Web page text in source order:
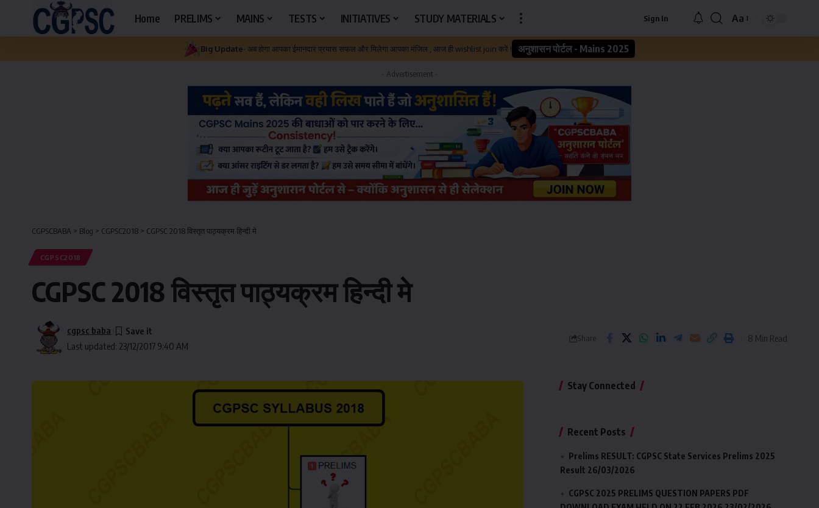
Home PRELIMS MAINS TESTS INITIATIVES STUDY MATERIALS Sign In Aa
Big Update- अब होगा आपका ईमानदार प्रयास सफल और मिलेगा आपका मंजिल , आज ही wishlist join करें ! अनुशासन पोर्टल - Mains 2025
- Advertisement -
CGPSCBABA > Blog > CGPSC2018 > CGPSC 2018 विस्तृत पाठ्यक्रम हिन्दी मे
CGPSC2018
CGPSC 2018 विस्तृत पाठ्यक्रम हिन्दी मे
Last updated: 23/12/2017 9:40 AM
cgpsc baba
Share 8 Min Read
Stay Connected
Recent Posts
Prelims RESULT: CGPSC State Services Prelims 2025
Result 26/03/2026
CGPSC 2025 PRELIMS QUESTION PAPERS PDF